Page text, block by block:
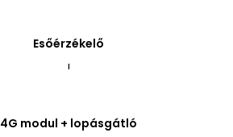
Esőérzékelő
I
4G modul + lopásgátló